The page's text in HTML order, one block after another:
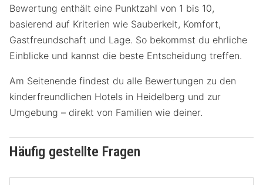
Bewertung enthält eine Punktzahl von 1 bis 10,
basierend auf Kriterien wie Sauberkeit, Komfort,
Gastfreundschaft und Lage. So bekommst du ehrliche
Einblicke und kannst die beste Entscheidung treffen.
Am Seitenende findest du alle Bewertungen zu den
kinderfreundlichen Hotels in Heidelberg und zur
Umgebung – direkt von Familien wie deiner.
Häufig gestellte Fragen